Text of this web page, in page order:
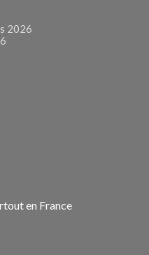
2026
en France